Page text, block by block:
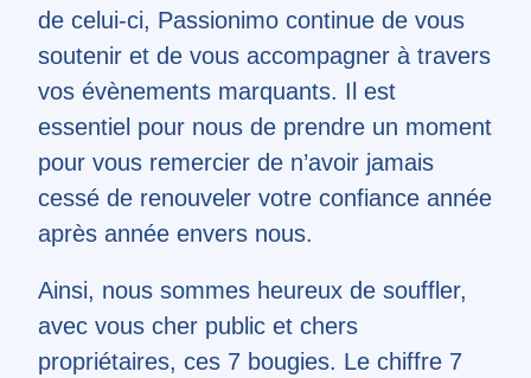
de celui-ci, Passionimo continue de vous
soutenir et de vous accompagner à travers
vos évènements marquants. Il est
essentiel pour nous de prendre un moment
pour vous remercier de n’avoir jamais
cessé de renouveler votre confiance année
après année envers nous.
Ainsi, nous sommes heureux de souffler,
avec vous cher public et chers
propriétaires, ces 7 bougies. Le chiffre 7